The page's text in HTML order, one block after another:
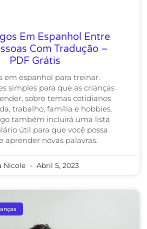
Em Espanhol Entre
Com Tradução –
PDF Grátis
em espanhol para treinar.
simples para que as crianças
sobre temas cotidianos
trabalho, família e hobbies.
também incluirá uma lista
útil para que você possa
aprender novas palavras.
Nicole Abril 5, 2023